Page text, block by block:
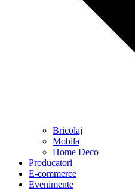
Bricolaj
Mobila
Home Deco
Producatori
E-commerce
Evenimente